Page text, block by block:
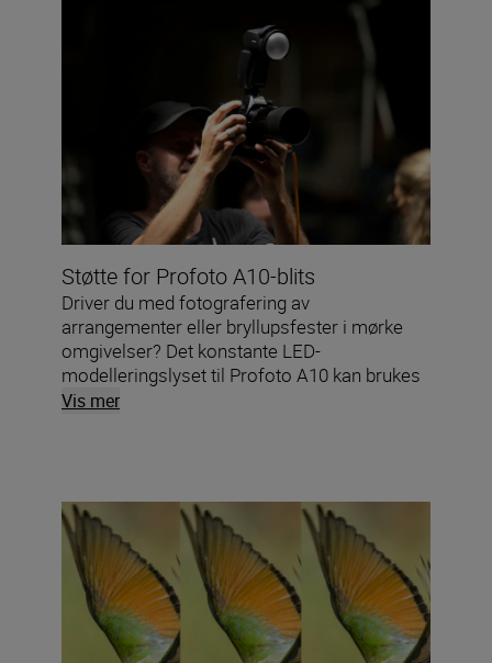
Støtte for Profoto A10-blits
Driver du med fotografering av
arrangementer eller bryllupsfester i mørke
omgivelser? Det konstante LED-
modelleringslyset til Profoto A10 kan brukes
som AF-lampe for å oppnå sylskarpe bilder i
Vis mer